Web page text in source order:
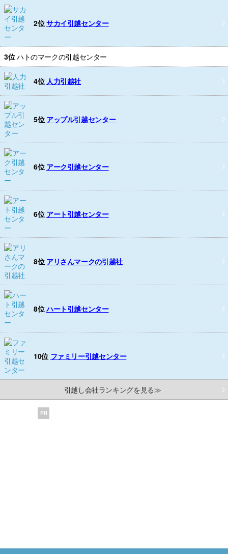
2位サカイ引越センター
3位ハトのマークの引越センター
4位 人力引越社
5位 アップル引越センター
6位 アーク引越センター
6位 アート引越センター
8位 アリさんマークの引越社
8位ハート引越センター
10位 ファミリー引越センター
引越し会社ランキングを見る≫
PR